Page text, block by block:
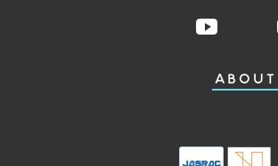
ABOUT